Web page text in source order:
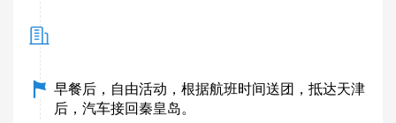
早餐后，自由活动，根据航班时间送团，抵达天津
后，汽车接回秦皇岛。